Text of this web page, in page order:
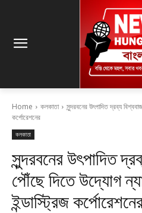
Home কলকাতা
সুন্দরবনের উৎপাদিত দ্রব্য
কর্পোরেশনের
কলকাতা
সুন্দরবনের উৎপাদিত
পৌঁছে দিতে উদ্যোগ
ইন্ডাস্ট্রিজ